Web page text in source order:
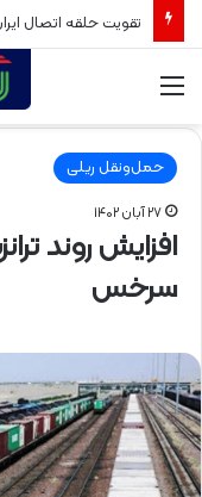
تقویت حلقه اتصال
حمل‌ونقل ریلی
۲۷ آبان ۱۴۰۲
افزایش روند
سرخس